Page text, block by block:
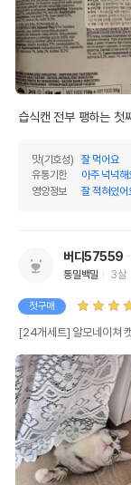
습식캔 전부 팽하는 첫
맛(기호성)
잘 먹어요
유통기한
아주 넉넉해
영양정보
잘 적혀있어
버디57559
통밀백밀
3살
첫구매
[24개세트] 알모네이쳐